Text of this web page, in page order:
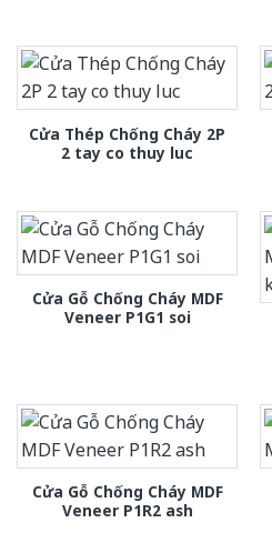
Cửa Thép Chống Cháy 2P
2 tay co thuy luc
Cửa Gỗ Chống Cháy MDF
Veneer P1G1 soi
Cửa Gỗ Chống Cháy MDF
Veneer P1R2 ash